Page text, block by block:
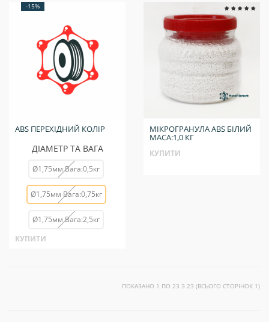
-15%
ABS ПЕРЕХІДНИЙ КОЛІР
ДІАМЕТР ТА ВАГА
Ø1,75мм Вага:0,5кг
Ø1,75мм Вага:0,75кг
Ø1,75мм Вага:2,5кг
КУПИТИ
МІКРОГРАНУЛА ABS БІЛИЙ
МАСА:1,0 КГ
КУПИТИ
ПОКАЗАНО 1 ПО 23 З 23 (ВСЬОГО СТОРІНОК 1)